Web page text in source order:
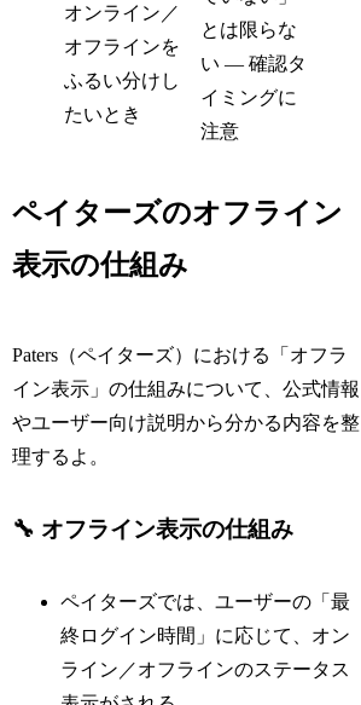
オンライン／
オフラインを
ふるい分けし
たいとき
とは限らな
い — 確認タ
イミングに
注意
ペイターズのオフライン
表示の仕組み
Paters（ペイターズ）における「オフラ
イン表示」の仕組みについて、公式情報
やユーザー向け説明から分かる内容を整
理するよ。
🔧 オフライン表示の仕組み
ペイターズでは、ユーザーの「最
終ログイン時間」に応じて、オン
ライン／オフラインのステータス